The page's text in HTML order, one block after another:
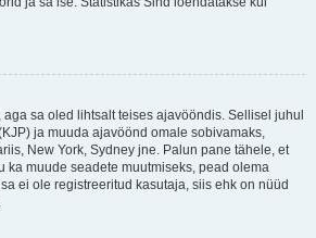
sa oled lihtsalt teises ajavööndis. Sellisel juhul
ja muuda ajavöönd omale sobivamaks,
New York, Sydney jne. Palun pane tähele, et
ka muude seadete muutmiseks, pead olema
ei ole registreeritud kasutaja, siis ehk on nüüd